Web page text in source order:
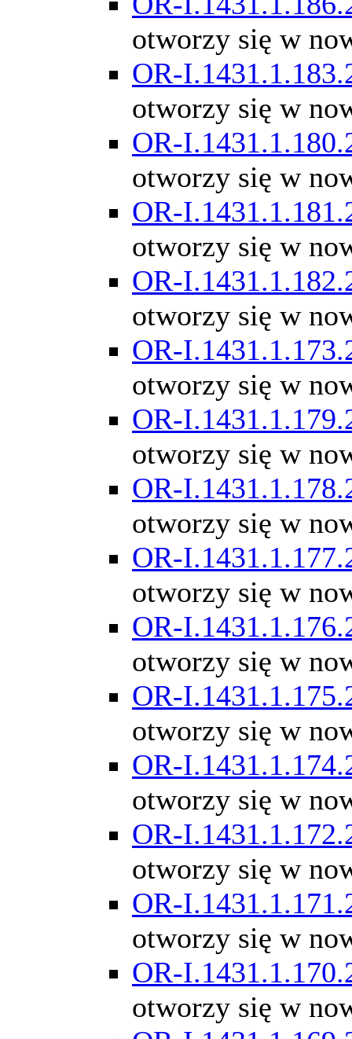
otworzy się w
OR-
otworzy się w
OR-
otworzy się w
OR-
otworzy się w
OR-
otworzy się w
OR-
otworzy się w
OR-
otworzy się w
OR-
otworzy się w
OR-
otworzy się w
OR-
otworzy się w
OR-
otworzy się w
OR-
otworzy się w
OR-
otworzy się w
OR-
otworzy się w
OR-
otworzy się w